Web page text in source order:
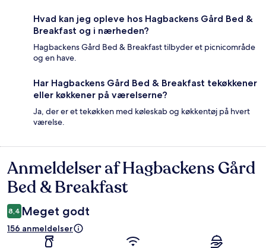
Hvad kan jeg opleve hos Hagbackens Gård Bed &
Breakfast og i nærheden?
Hagbackens Gård Bed & Breakfast tilbyder et picnicområde
og en have.
Har Hagbackens Gård Bed & Breakfast tekøkkener
eller køkkener på værelserne?
Ja, der er et tekøkken med køleskab og køkkentøj på hvert
værelse.
Anmeldelser
Anmeldelser af Hagbackens Gård
Bed & Breakfast
8,4 Meget godt
156 anmeldelser